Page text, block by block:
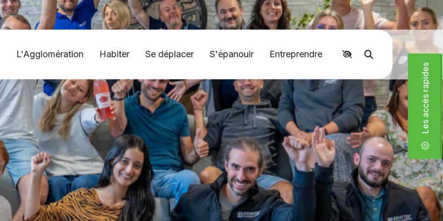
Moteur de
L'Agglomération Habiter Se déplacer S'épanouir Entreprendre
Les accès rapides
Accéder aux liens rapides